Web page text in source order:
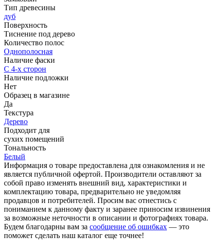
Тип древесины
дуб
Поверхность
Тиснение под дерево
Количество полос
Однополосная
Наличие фаски
С 4-х сторон
Наличие подложки
Нет
Образец в магазине
Да
Текстура
Дерево
Подходит для
cухих помещений
Тональность
Белый
Информация о товаре предоставлена для ознакомления и не
является публичной офертой. Производители оставляют за
собой право изменять внешний вид, характеристики и
комплектацию товара, предварительно не уведомляя
продавцов и потребителей. Просим вас отнестись с
пониманием к данному факту и заранее приносим извинения
за возможные неточности в описании и фотографиях товара.
Будем благодарны вам за сообщение об ошибках — это
поможет сделать наш каталог еще точнее!